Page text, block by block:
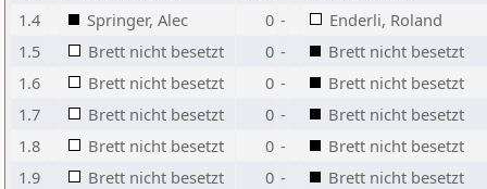
1.4
Springer, Alec 0 -
Enderli, Roland
1.5
Brett nicht besetzt 0 -
Brett nicht besetzt
1.6
Brett nicht besetzt 0 -
Brett nicht besetzt
1.7
Brett nicht besetzt 0 -
Brett nicht besetzt
1.8
Brett nicht besetzt 0 -
Brett nicht besetzt
1.9
Brett nicht besetzt 0 -
Brett nicht besetzt